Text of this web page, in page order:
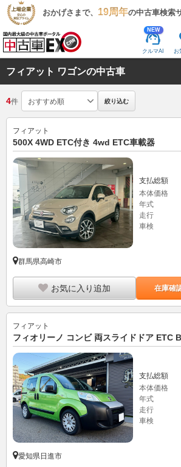
おかげさまで、 19周年の中古車検索
NEW
クルマAI お
フィアット ワゴンの中古車
4件 絞り込む
フィアット
500X 4WD ETC付き 4wd ETC車載器
支払総額
本体価格
年式
走行
車検
群馬県高崎市
お気に入り追加 在庫確
フィアット
フィオリーノ コンビ 両スライドドア ETC
支払総額
本体価格
年式
走行
車検
愛知県日進市